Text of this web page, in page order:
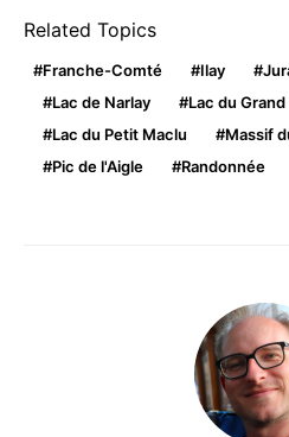
Related Topics
Franche-Comté Ilay
Lac de Narlay
Lac du
Lac du Petit Maclu
Massif
Pic de l'Aigle
Randonnée